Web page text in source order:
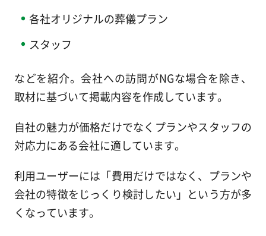
各社オリジナルの葬儀プラン
スタッフ
などを紹介。会社への訪問がNGな場合を除き、
取材に基づいて掲載内容を作成しています。
自社の魅力が価格だけでなくプランやスタッフの
対応力にある会社に適しています。
利用ユーザーには「費用だけではなく、プランや
会社の特徴をじっくり検討したい」という方が多
くなっています。